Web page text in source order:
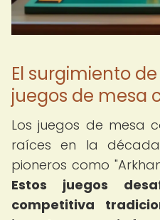
El surgimiento
juegos de mesa
Los juegos de mesa
raíces en la
pioneros como
Estos juegos
competitiva